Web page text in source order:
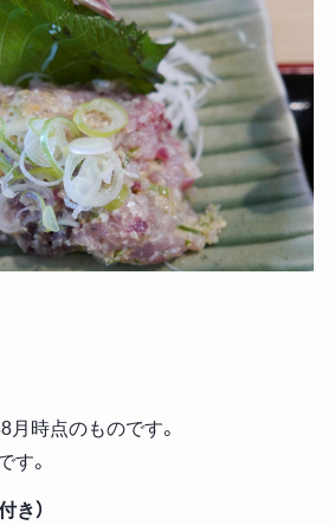
時点のものです。
す。
き）